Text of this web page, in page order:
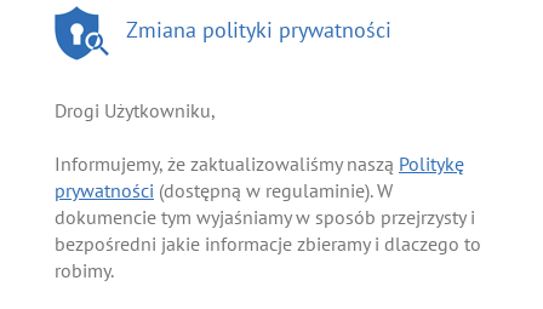
Zmiana polityki prywatności
Drogi Użytkowniku,
Informujemy, że zaktualizowaliśmy naszą Politykę
prywatności (dostępną w regulaminie). W
dokumencie tym wyjaśniamy w sposób przejrzysty i
bezpośredni jakie informacje zbieramy i dlaczego to
robimy.